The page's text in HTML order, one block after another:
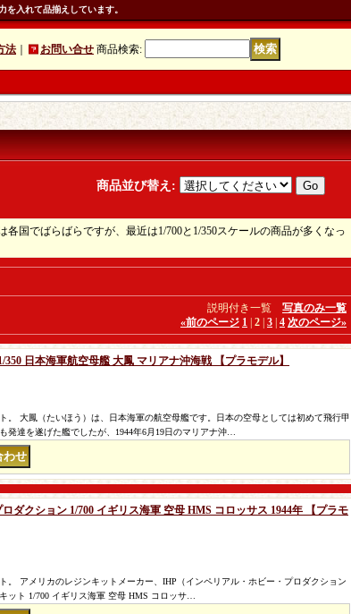
入れて品揃えしています。
法 お問い合せ 商品検索:
商品並び替え :
国でばらばらですが、最近は1/700と1/350スケールの商品が多くなっ
説明付き一覧 写真のみ一覧
«前のページ 1 2 3 4 次のページ»
日本海軍航空母艦 大鳳 マリアナ沖海戦 【プラモデル】
。 大鳳（たいほう）は、日本海軍の航空母艦です。日本の空母としては初めて飛行甲
発達を遂げた艦でしたが、1944年6月19日のマリアナ沖…
ダクション 1/700 イギリス海軍 空母 HMS コロッサス 1944年 【プラモ
。 アメリカのレジンキットメーカー、IHP（インペリアル・ホビー・プロダクション
ット 1/700 イギリス海軍 空母 HMS コロッサ…